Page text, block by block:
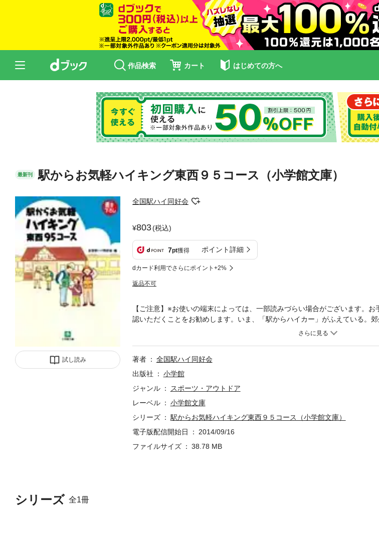
作品検索 カート はじめての方へ
最新刊 駅からお気軽ハイキング東西９５コース（小学館文庫）
試し読み
全国駅ハイ同好会
803(税込)
7pt獲得 ポイント詳細
dカード利用でさらにポイント+2%
返品不可
シリーズ 全1冊
【ご注意】※お使いの端末によっては、一部読みづらい場合がございます。
認いただくことをお勧めします。いま、「駅からハイカー」がふえている。
は、土日を問わず、カラフルな装備の老若男女の姿が目につくようになって
度の高さにビックリ。※この商品は紙の書籍のページを画像にした電子書籍で
とはできませんので、予めご了承ください。 試し読みファイルにより、ご購
著者
全国駅ハイ同好会
出版社
小学館
ジャンル
スポーツ・アウトドア
レーベル
小学館文庫
シリーズ
駅からお気軽ハイキング東西９５コース（小学館文庫）
電子版配信開始日
2014/09/16
ファイルサイズ
38.78 MB